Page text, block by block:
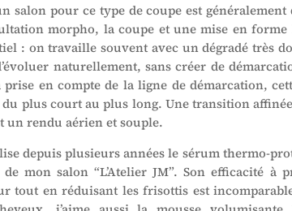
salon pour ce type de coupe est généralement
morpho, la coupe et une mise en forme
: on travaille souvent avec un dégradé très
naturellement, sans créer de
en compte de la ligne de démarcation,
du plus court au plus long. Une transition
un rendu aérien et souple.
depuis plusieurs années le sérum thermo-
mon salon “L’Atelier JM”. Son efficacité à
tout en réduisant les frisottis est